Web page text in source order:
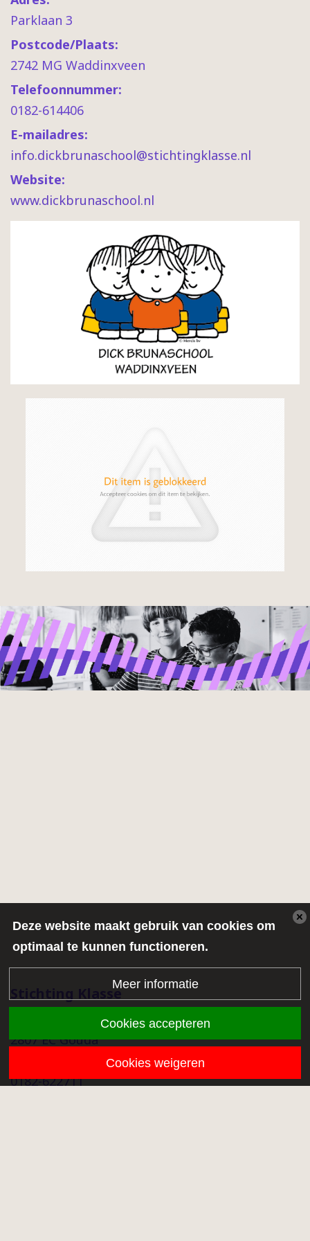
Parklaan 3
Postcode/Plaats:
2742 MG Waddinxveen
Telefoonnummer:
0182-614406
E-mailadres:
info.dickbrunaschool@stichtingklasse.nl
Website:
www.dickbrunaschool.nl
Stichting Klasse
Middenmolenlaan 68a
2807 EC Gouda
info@stichtingklasse.nl
0182-622711
Deze website maakt gebruik van cookies om
optimaal te kunnen functioneren.
Meer informatie
Cookies accepteren
Cookies weigeren